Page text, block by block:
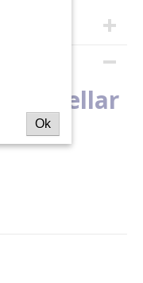
Stellar
Ok